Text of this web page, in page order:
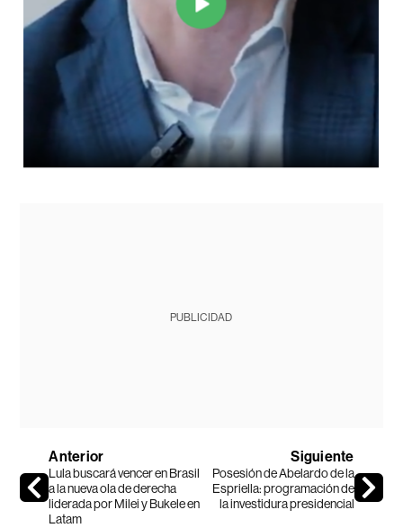
PUBLICIDAD
Anterior
Lula buscará vencer en Brasil
a la nueva ola de derecha
liderada por Milei y Bukele en
Latam
Siguiente
Posesión de Abelardo de la
Espriella: programación de
la investidura presidencial